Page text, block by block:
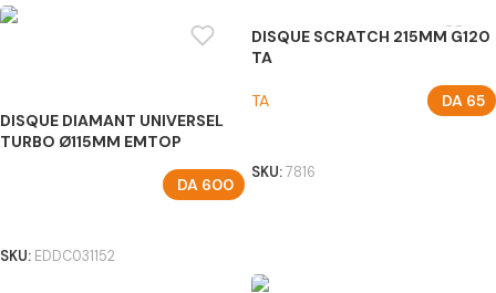
DISQUE DIAMANT UNIVERSEL
TURBO Ø115MM EMTOP
DA 600
SKU: EDDC031152
DISQUE SCRATCH 215MM G120
TA
TA DA 65
SKU:7816